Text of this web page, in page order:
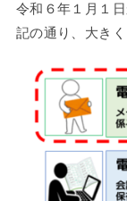
令和６年１月１
記の通り、大き